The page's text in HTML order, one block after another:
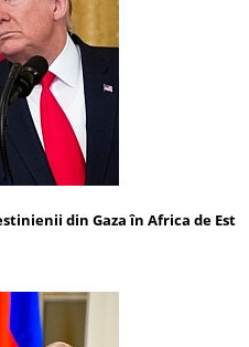
din Gaza în Africa de Est